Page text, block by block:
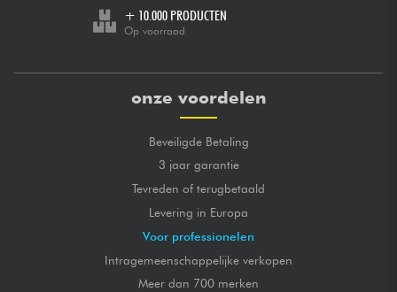
+ 10.000 PRODUCTEN
Op voorraad
onze voordelen
Beveiligde Betaling
3 jaar garantie
Tevreden of terugbetaald
Levering in Europa
Voor professionelen
Intragemeenschappelijke verkopen
Meer dan 700 merken